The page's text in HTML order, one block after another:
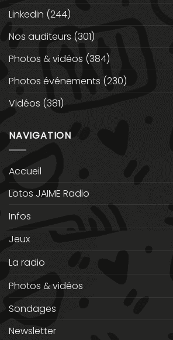
Linkedin (244)
Nos auditeurs (301)
Photos & vidéos (384)
Photos événements (230)
Vidéos (381)
NAVIGATION
Accueil
Lotos JAIME Radio
Infos
Jeux
La radio
Photos & vidéos
Sondages
Newsletter